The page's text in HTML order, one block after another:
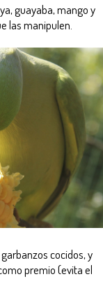
guayaba, mango y
las manipulen.
cocidos, y
premio (evita el